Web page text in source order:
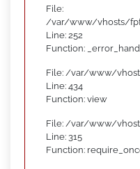
File:
/var/www/vhosts/
Line: 252
Function:
File: /var/www/
Line: 434
Function: view
File: /var/www/
Line: 315
Function: